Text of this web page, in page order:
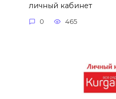
личный кабинет
0 465